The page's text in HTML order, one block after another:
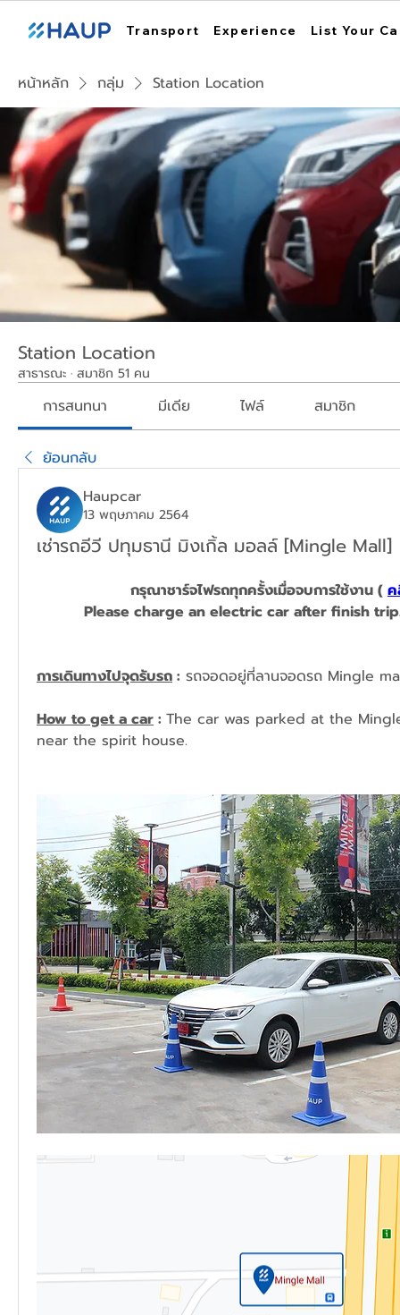
Transport Experience List Your
หน้าหลัก กลุ่ม Station Location
Station Location
สาธารณะ · สมาชิก 51 คน
การสนทนา มีเดีย ไฟล์ สมาชิก
ย้อนกลับ
Haupcar
13 พฤษภาคม 2564
เช่ารถอีวี ปทุมธานี มิงเกิ้ล มอลล์ [Mingle Mall]
กรุณาชาร์จไฟรถทุกครั้งเมื่อจบการใช้งาน (
Please charge an electric car after finish
การเดินทางไปจุดรับรถ : รถจอดอยู่ที่ลานจอดรถ Mingle
How to get a car : The car was parked at the
near the spirit house.